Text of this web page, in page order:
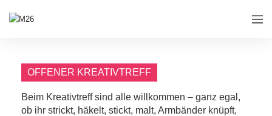
OFFENER KREATIVTREFF
Beim Kreativtreff sind alle willkommen – ganz egal,
ob ihr strickt, häkelt, stickt, malt, Armbänder knüpft,